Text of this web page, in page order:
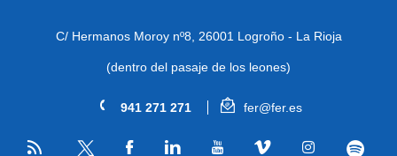
C/ Hermanos Moroy nº8, 26001 Logroño - La Rioja
(dentro del pasaje de los leones)
941 271 271 fer@fer.es
RSS